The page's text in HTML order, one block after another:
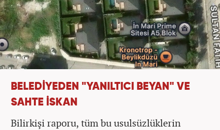
BELEDİYEDEN "YANILTICI BEYAN" VE
SAHTE İSKAN
Bilirkişi raporu, tüm bu usulsüzlüklerin